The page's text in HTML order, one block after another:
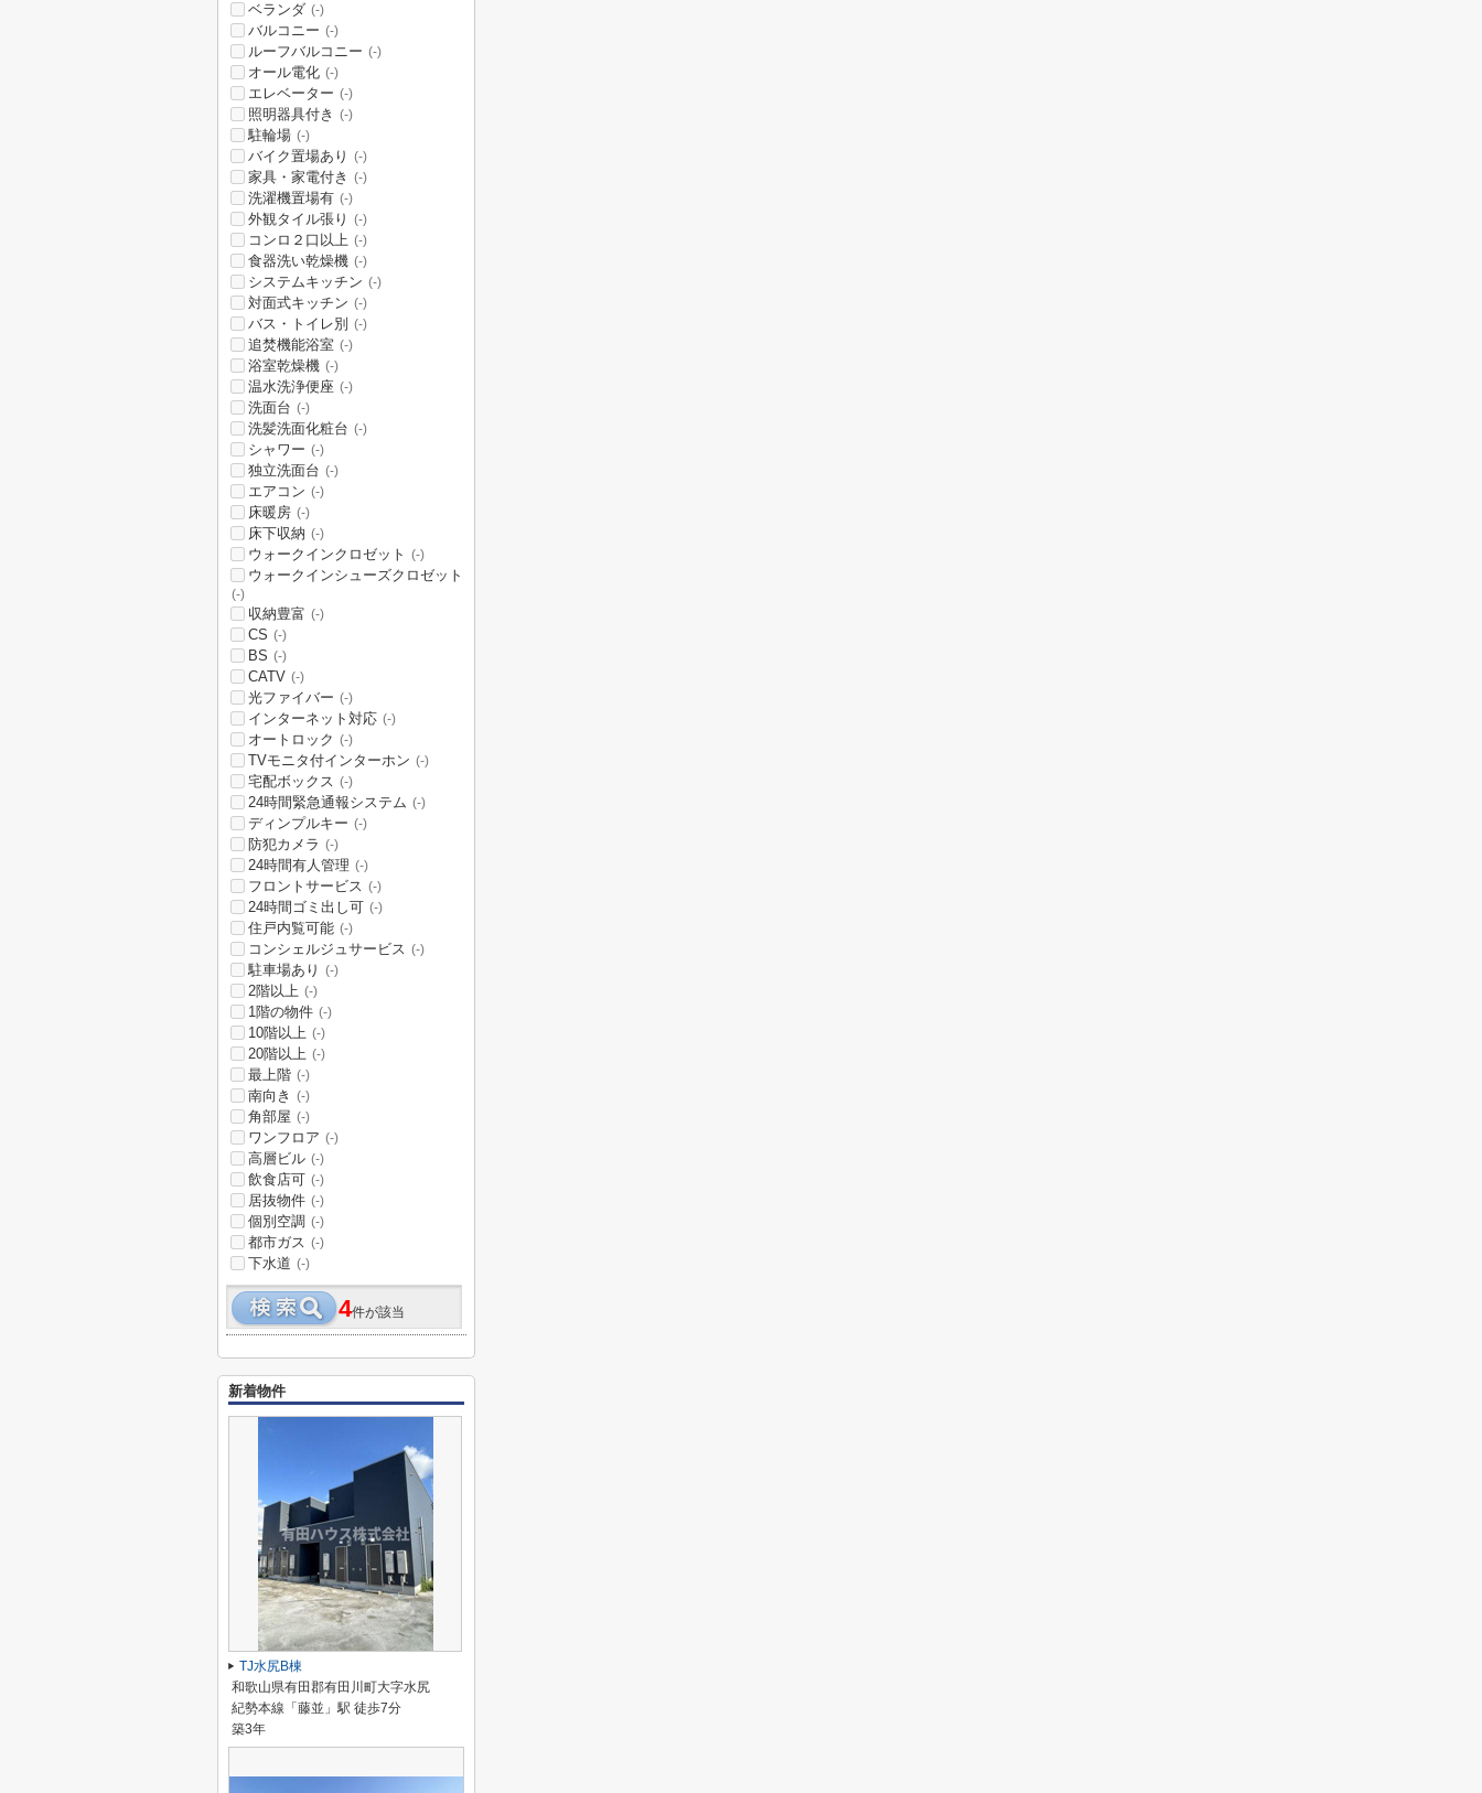
ベランダ (-)
バルコニー (-)
ルーフバルコニー (-)
オール電化 (-)
エレベーター (-)
照明器具付き (-)
駐輪場 (-)
バイク置場あり (-)
家具・家電付き (-)
洗濯機置場有 (-)
外観タイル張り (-)
コンロ２口以上 (-)
食器洗い乾燥機 (-)
システムキッチン (-)
対面式キッチン (-)
バス・トイレ別 (-)
追焚機能浴室 (-)
浴室乾燥機 (-)
温水洗浄便座 (-)
洗面台 (-)
洗髪洗面化粧台 (-)
シャワー (-)
独立洗面台 (-)
エアコン (-)
床暖房 (-)
床下収納 (-)
ウォークインクロゼット (-)
ウォークインシューズクロゼット
(-)
収納豊富 (-)
CS (-)
BS (-)
CATV (-)
光ファイバー (-)
インターネット対応 (-)
オートロック (-)
TVモニタ付インターホン (-)
宅配ボックス (-)
24時間緊急通報システム (-)
ディンプルキー (-)
防犯カメラ (-)
24時間有人管理 (-)
フロントサービス (-)
24時間ゴミ出し可 (-)
住戸内覧可能 (-)
コンシェルジュサービス (-)
駐車場あり (-)
2階以上 (-)
1階の物件 (-)
10階以上 (-)
20階以上 (-)
最上階 (-)
南向き (-)
角部屋 (-)
ワンフロア (-)
高層ビル (-)
飲食店可 (-)
居抜物件 (-)
個別空調 (-)
都市ガス (-)
下水道 (-)
4件が該当
新着物件
TJ水尻B棟
和歌山県有田郡有田川町大字水尻
紀勢本線「藤並」駅 徒歩7分
築3年